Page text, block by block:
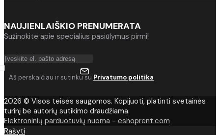
NAUJIENLAIŠKIO PRENUMERATA
Sužinokite apie specialius pasiūlymus pirmi!
Aš perskaičiau ir sutinku su Privatumo politika
2026 © Visos teisės saugomos. Kopijuoti, platinti svetainės
turinį be autorių sutikimo draudžiama.
Elektroninių parduotuvių nuoma - eshoprent.com
Rašyti